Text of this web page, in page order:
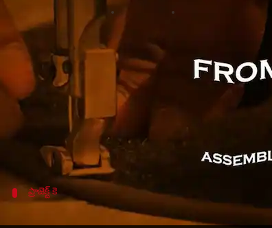
Sriram Pranateja
ఈ వార్తాకథనం ఏంటి
ప్రభాస్ హీరోగా వస్తున్న ప్రాజెక్ట్ కె సినిమాపై
అందరూ ఎదురుచూస్తున్నారు.
ఇదివరకు ఈ సినిమా నుండి స్క్రాచ్ అంటూ ఒక
ఈ సారి స్క్రాచ్ 2 ఎపిసోడ్ లో కాస్ట్యూమ్
ప్రాజెక్ట్ కె
కొత్త అనుభవాన్నిచే దిశగా ప్రాజెక్ట్ కె